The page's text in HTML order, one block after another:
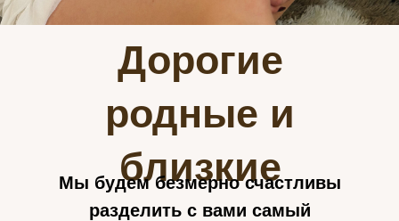
Дорогие
родные и
близкие
Мы будем безмерно счастливы
разделить с вами самый